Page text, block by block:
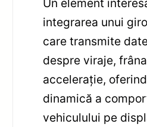
Un element
integrarea unui
care transmite
despre viraje,
accelerație,
dinamică a
vehiculului pe